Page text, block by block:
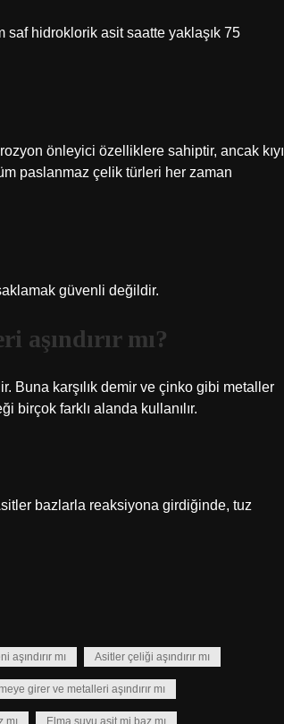
hidroklorik asit saatte yaklaşık 75
önleyici özelliklere sahiptir, ancak kıyı
paslanmaz çelik türleri her zaman
güvenli değildir.
aşındırır mı?
Buna karşılık demir ve çinko gibi metaller
birçok farklı alanda kullanılır.
bazlarla reaksiyona girdiğinde, tuz
aşındırır mı Asitler çeliği aşındırır mı
girer ve metalleri aşındırır mı
mı Elma suyu asit mi baz mı